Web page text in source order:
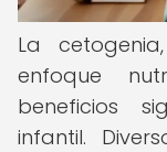
La
enfoque
beneficios
infantil.